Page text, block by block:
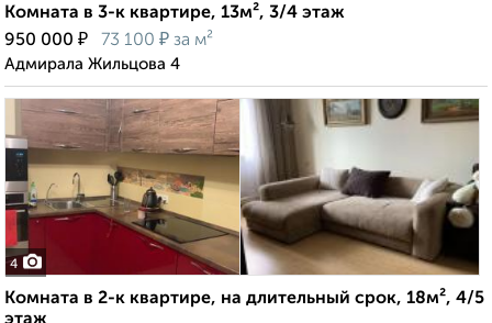
Комната в 3-к квартире, 13м², 3/4 этаж
950 000 ₽ 73 100 ₽ за м²
Адмирала Жильцова 4
4
Комната в 2-к квартире, на длительный срок, 18м², 4/5